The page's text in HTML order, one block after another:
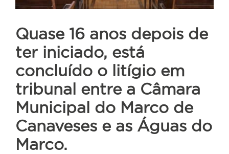
Quase 16 anos depois de
ter iniciado, está
concluído o litígio em
tribunal entre a Câmara
Municipal do Marco de
Canaveses e as Águas do
Marco.